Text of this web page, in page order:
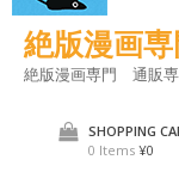
絶版漫画
絶版漫画専門 通販
SHOPPING
0 Items ¥0